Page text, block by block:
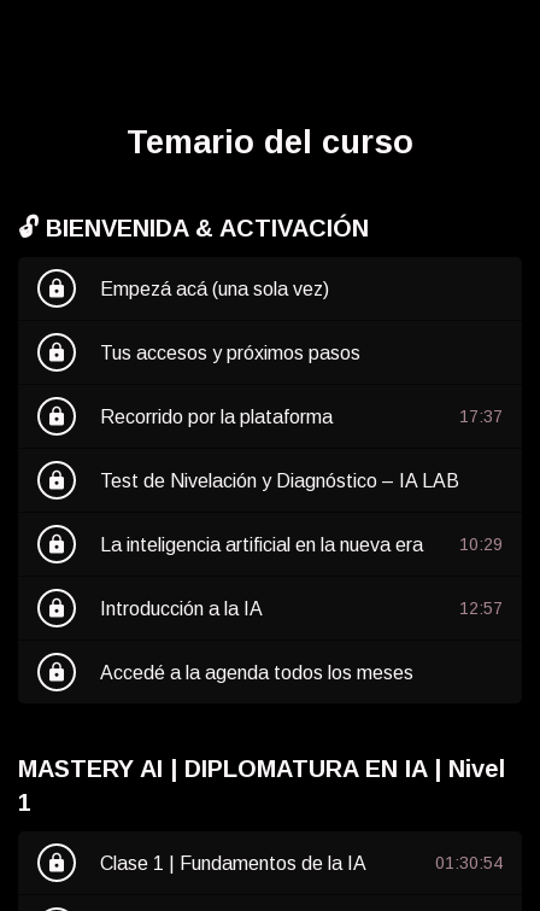
Temario del curso
🔓 BIENVENIDA & ACTIVACIÓN
lock Empezá acá (una sola vez)
lock Tus accesos y próximos pasos
lock Recorrido por la plataforma 17:37
lock Test de Nivelación y Diagnóstico – IA LAB
lock La inteligencia artificial en la nueva era 10:29
lock Introducción a la IA 12:57
lock Accedé a la agenda todos los meses
MASTERY AI | DIPLOMATURA EN IA | Nivel
1
lock Clase 1 | Fundamentos de la IA 01:30:54